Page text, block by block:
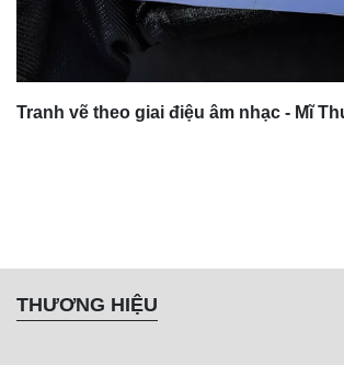
Tranh vẽ theo giai điệu âm nhạc - Mĩ
THƯƠNG HIỆU